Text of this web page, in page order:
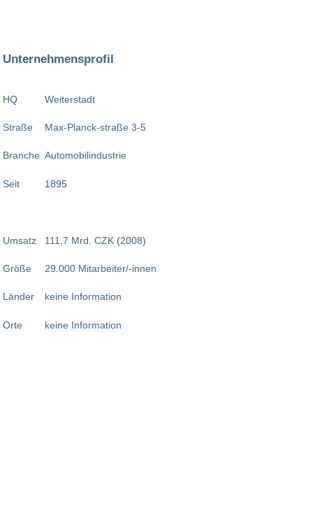
Unternehmensprofil
HQ
Straße
Branche
Seit
Umsatz
Größe
Länder
Orte
Weiterstadt
Max-Planck-straße 3-5
Automobilindustrie
1895
111,7 Mrd. CZK (2008)
29.000 Mitarbeiter/-innen
keine Information
keine Information